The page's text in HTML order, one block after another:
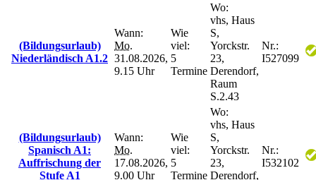
(Bildungsurlaub)
Niederländisch A1.2
Wann:
Mo.
31.08.2026,
9.15 Uhr
Wie
viel:
5
Termine
Wo:
vhs, Haus
S,
Yorckstr.
23,
Derendorf,
Raum
S.2.43
Nr.:
I527099
(Bildungsurlaub)
Spanisch A1:
Auffrischung der
Stufe A1
Wann:
Mo.
17.08.2026,
9.00 Uhr
Wie
viel:
5
Termine
Wo:
vhs, Haus
S,
Yorckstr.
23,
Derendorf,
Nr.:
I532102